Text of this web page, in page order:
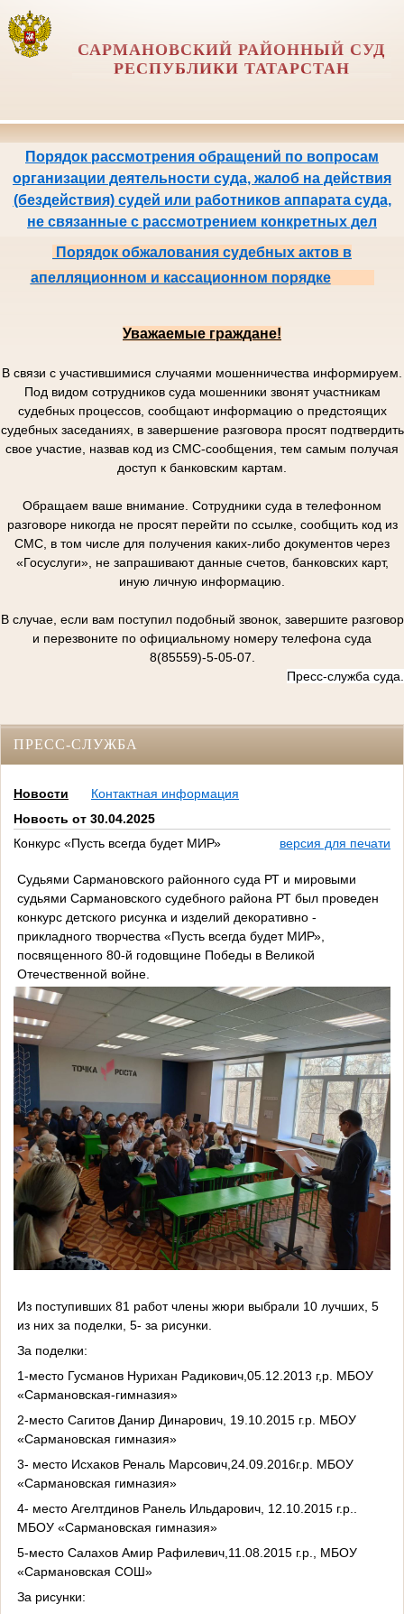
САРМАНОВСКИЙ РАЙОННЫЙ СУД
РЕСПУБЛИКИ ТАТАРСТАН
Порядок рассмотрения обращений по вопросам
организации деятельности суда, жалоб на действия
(бездействия) судей или работников аппарата суда,
не связанные с рассмотрением конкретных дел
Порядок обжалования судебных актов в
апелляционном и кассационном порядке
Уважаемые граждане!
В связи с участившимися случаями мошенничества информируем.
Под видом сотрудников суда мошенники звонят участникам
судебных процессов, сообщают информацию о предстоящих
судебных заседаниях, в завершение разговора просят подтвердить
свое участие, назвав код из СМС-сообщения, тем самым получая
доступ к банковским картам.
Обращаем ваше внимание. Сотрудники суда в телефонном
разговоре никогда не просят перейти по ссылке, сообщить код из
СМС, в том числе для получения каких-либо документов через
«Госуслуги», не запрашивают данные счетов, банковских карт,
иную личную информацию.
В случае, если вам поступил подобный звонок, завершите разговор
и перезвоните по официальному номеру телефона суда
8(85559)-5-05-07.
Пресс-служба суда.
ПРЕСС-СЛУЖБА
Новости
Контактная информация
Новость от 30.04.2025
Конкурс «Пусть всегда будет МИР»
версия для печати
Судьями Сармановского районного суда РТ и мировыми
судьями Сармановского судебного района РТ был проведен
конкурс детского рисунка и изделий декоративно -
прикладного творчества «Пусть всегда будет МИР»,
посвященного 80-й годовщине Победы в Великой
Отечественной войне.
Из поступивших 81 работ члены жюри выбрали 10 лучших, 5
из них за поделки, 5- за рисунки.
За поделки:
1-место Гусманов Нурихан Радикович,05.12.2013 г,р. МБОУ
«Сармановская-гимназия»
2-место Сагитов Данир Динарович, 19.10.2015 г.р. МБОУ
«Сармановская гимназия»
3- место Исхаков Реналь Марсович,24.09.2016г.р. МБОУ
«Сармановская гимназия»
4- место Агелтдинов Ранель Ильдарович, 12.10.2015 г.р..
МБОУ «Сармановская гимназия»
5-место Салахов Амир Рафилевич,11.08.2015 г.р., МБОУ
«Сармановская СОШ»
За рисунки: